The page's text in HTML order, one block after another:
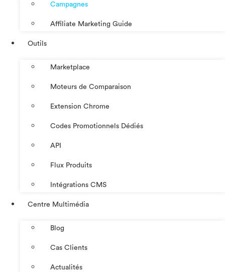
Campagnes
Affiliate Marketing Guide
Outils
Marketplace
Moteurs de Comparaison
Extension Chrome
Codes Promotionnels Dédiés
API
Flux Produits
Intégrations CMS
Centre Multimédia
Blog
Cas Clients
Actualités